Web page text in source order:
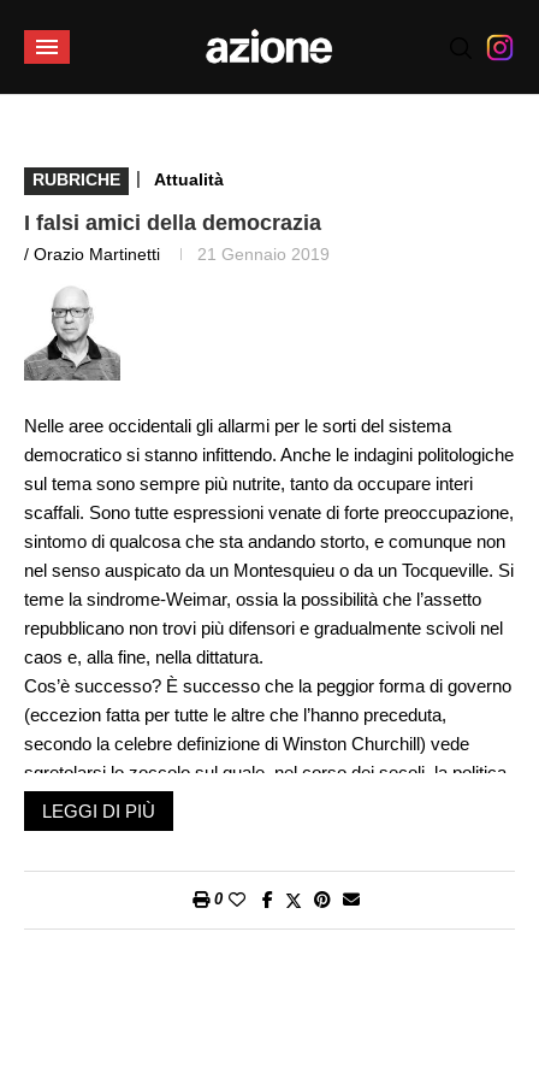
RUBRICHE | Attualità
I falsi amici della democrazia
/ Orazio Martinetti 21 Gennaio 2019
Nelle aree occidentali gli allarmi per le sorti del sistema
democratico si stanno infittendo. Anche le indagini politologiche
sul tema sono sempre più nutrite, tanto da occupare interi
scaffali. Sono tutte espressioni venate di forte preoccupazione,
sintomo di qualcosa che sta andando storto, e comunque non
nel senso auspicato da un Montesquieu o da un Tocqueville. Si
teme la sindrome-Weimar, ossia la possibilità che l’assetto
repubblicano non trovi più difensori e gradualmente scivoli nel
caos e, alla fine, nella dittatura.
Cos’è successo? È successo che la peggior forma di governo
(eccezion fatta per tutte le altre che l’hanno preceduta,
secondo la celebre definizione di Winston Churchill) vede
sgretolarsi lo zoccolo sul quale, nel corso dei secoli, la politica
illuminata aveva costruito l’impalcatura dello Stato moderno
imperniata sulla divisione dei poteri, il primato della legge, i
fissate nelle Costituzioni repubblicane.
LEGGI DI PIÙ
0